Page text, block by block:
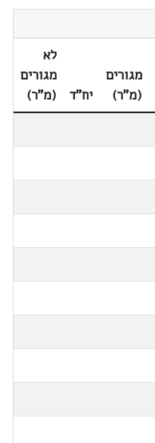
מגורים
(מ"ר)
יח"ד
לא
מגורים
(מ"ר)